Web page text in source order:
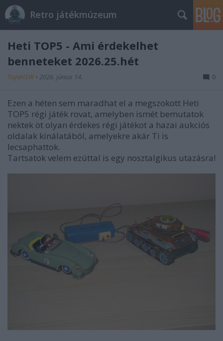
Retro játékmúzeum
Heti TOP5 - Ami érdekelhet
benneteket 2026.25.hét
ToyaHSW • 2026. június 14. 0
Ezen a héten sem maradhat el a megszokott Heti
TOP5 régi játék rovat, amelyben ismét bemutatok
nektek öt olyan érdekes régi játékot a hazai aukciós
oldalak kínálatából, amelyekre akár Ti is
lecsaphattok.
Tartsatok velem ezúttal is egy nosztalgikus utazásra!